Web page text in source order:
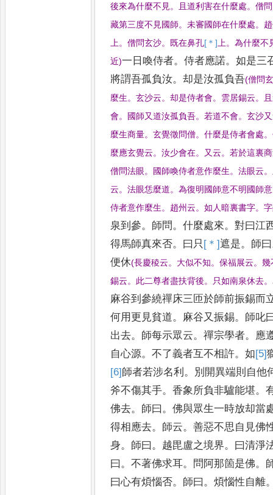
後來為什麼不見。 且道利害在什麼處。僧
藏第三度不見國師。未審國師在什麼處。
上。僧問玄沙。 既在鼻孔[＊] 上。為什麼不
近)一日喚侍者。侍者應諾。如是三
將謂吾孤負汝。却是汝孤負吾(僧問
麼生。玄沙云。却是侍者會。 雲居錫云。
會。 國師又道汝孤負吾。若道不會。玄沙
麼生商量。玄覺徵問僧。什麼是侍者會處。
麼應玄覺云。汝少會在。 又云。若於這裏
僧問法眼。 國師喚侍者意作麼生。法眼云。
云。法眼恁麼道。為復明國師意不明國師意
侍者意作麼生。 趙州云。如人暗裏書字。
泉到參。 師問。什麼處來。對曰江
得馬師真來否。 曰 只[＊]遮是。 師曰
便休(長慶稜云。 大似不知。保福展云。幾
錫云。 此二尊者盡扶背後。 只如南泉休去。
麻谷到參繞禪床三匝於師前振錫而
何用更見貧道。 麻谷又振錫。 師叱
出去。 師每示眾云。禪宗學者。
應
自心源。不了義者互不相許。如[5]
[6]師者若涉名利 。 別開異端則自他
斧不傷其手。香象所負非驢能堪。
佛去。 師曰。佛與眾生一時放却當
得相應去。 師云。善惡不思自見佛
身。 師曰。 越毘盧之境界。 曰清淨
曰。不著佛求耳。 問阿那箇是佛。
曰心有煩惱否。 師曰。煩惱性自離